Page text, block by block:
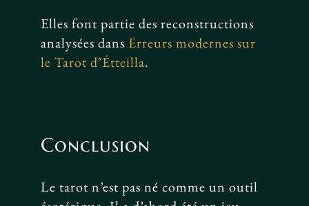
Elles font partie des reconstructions
analysées dans Erreurs modernes sur
le Tarot d’Étteilla.
Conclusion
Le tarot n’est pas né comme un outil